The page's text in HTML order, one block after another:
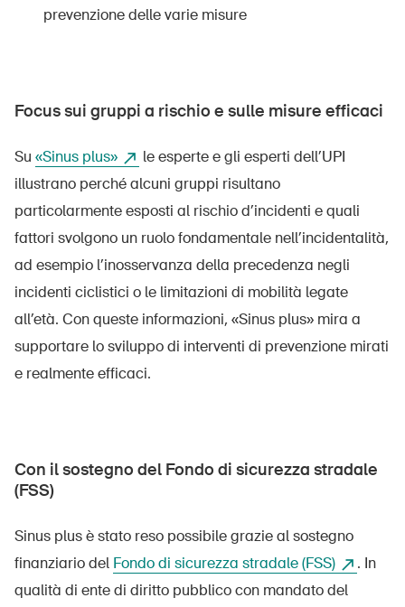
prevenzione delle varie misure
Focus sui gruppi a rischio e sulle misure efficaci
Su «Sinus plus»
le esperte e gli esperti dell’UPI
illustrano perché alcuni gruppi risultano
particolarmente esposti al rischio d’incidenti e quali
fattori svolgono un ruolo fondamentale nell’incidentalità,
ad esempio l’inosservanza della precedenza negli
incidenti ciclistici o le limitazioni di mobilità legate
all’età. Con queste informazioni, «Sinus plus» mira a
supportare lo sviluppo di interventi di prevenzione mirati
e realmente efficaci.
Con il sostegno del Fondo di sicurezza stradale
(FSS)
Sinus plus è stato reso possibile grazie al sostegno
finanziario del Fondo di sicurezza stradale (FSS)
. In
qualità di ente di diritto pubblico con mandato del